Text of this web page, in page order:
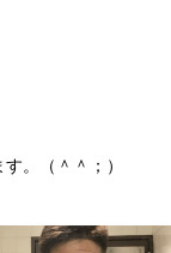
。（＾＾；）